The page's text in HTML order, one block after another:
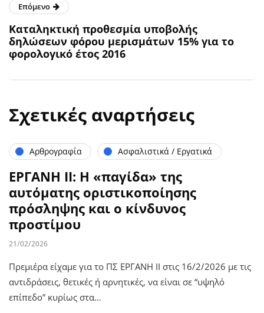
Επόμενο
Καταληκτική προθεσμία υποβολής
δηλώσεων φόρου μερισμάτων 15% για το
φορολογικό έτος 2016
Σχετικές αναρτήσεις
Αρθρογραφία Ασφαλιστικά / Εργατικά
ΕΡΓΑΝΗ ΙΙ: Η «παγίδα» της
αυτόματης οριστικοποίησης
πρόσληψης και ο κίνδυνος
προστίμου
21/02/2026
Πρεμιέρα είχαμε για το ΠΣ ΕΡΓΑΝΗ ΙΙ στις 16/2/2026 με τις
αντιδράσεις, θετικές ή αρνητικές, να είναι σε “υψηλό
επίπεδο” κυρίως στα…